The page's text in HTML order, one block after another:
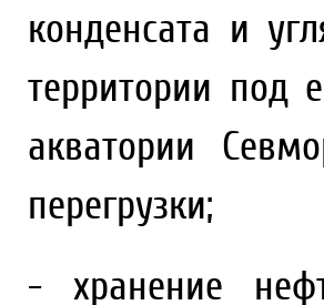
конденсата и
территории под
акватории
перегрузки;
- хранение